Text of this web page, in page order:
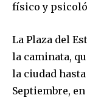
físico y
La Plaza del
la caminata,
la ciudad
Septiembre,